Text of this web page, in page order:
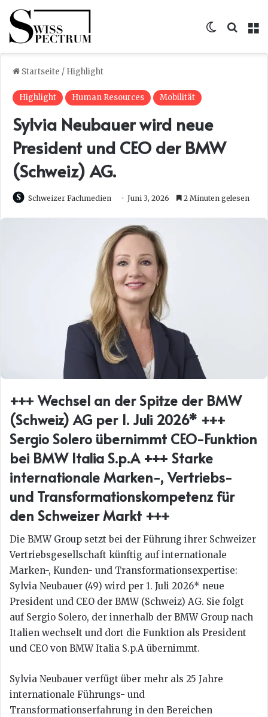
Skin
Startseite / Highlight
Highlight Human Resources Mobilität
Sylvia Neubauer wird neue
President und CEO der BMW
(Schweiz) AG.
Schweizer Fachmedien Juni 3, 2026 2 Minuten gelesen
+++ Wechsel an der Spitze der BMW
(Schweiz) AG per 1. Juli 2026* +++
Sergio Solero übernimmt CEO-Funktion
bei BMW Italia S.p.A +++ Starke
internationale Marken-, Vertriebs-
und Transformationskompetenz für
den Schweizer Markt +++
Die BMW Group setzt bei der Führung ihrer Schweizer
Vertriebsgesellschaft künftig auf internationale
Marken-, Kunden- und Transformationsexpertise:
Sylvia Neubauer (49) wird per 1. Juli 2026* neue
President und CEO der BMW (Schweiz) AG. Sie folgt
auf Sergio Solero, der innerhalb der BMW Group nach
Italien wechselt und dort die Funktion als President
und CEO von BMW Italia S.p.A übernimmt.
Sylvia Neubauer verfügt über mehr als 25 Jahre
internationale Führungs- und
Transformationserfahrung in den Bereichen